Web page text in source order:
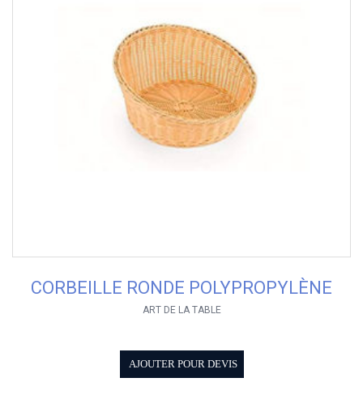
CORBEILLE RONDE POLYPROPYLÈNE
ART DE LA TABLE
AJOUTER POUR DEVIS